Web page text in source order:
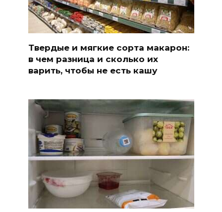
Твердые и мягкие сорта макарон:
в чем разница и сколько их
варить, чтобы не есть кашу